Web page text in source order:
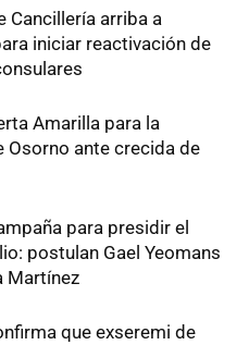
Cancillería arriba a
iniciar reactivación de
Amarilla para la
Osorno ante crecida de
para presidir el
postulan Gael Yeomans
Martínez
que exseremi de